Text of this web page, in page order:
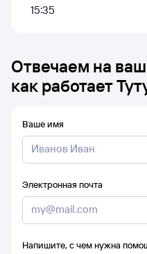
15:35
Отвечаем на
как работает
Ваше имя
Электронная почта
Напишите, с чем нужна